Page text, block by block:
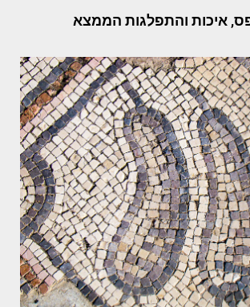
איכות והתפלגות הממצא